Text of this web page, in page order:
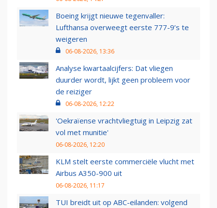
Boeing krijgt nieuwe tegenvaller:
Lufthansa overweegt eerste 777-9’s te
weigeren
06-08-2026, 13:36
Analyse kwartaalcijfers: Dat vliegen
duurder wordt, lijkt geen probleem voor
de reiziger
06-08-2026, 12:22
'Oekraïense vrachtvliegtuig in Leipzig zat
vol met munitie'
06-08-2026, 12:20
KLM stelt eerste commerciële vlucht met
Airbus A350-900 uit
06-08-2026, 11:17
TUI breidt uit op ABC-eilanden: volgend